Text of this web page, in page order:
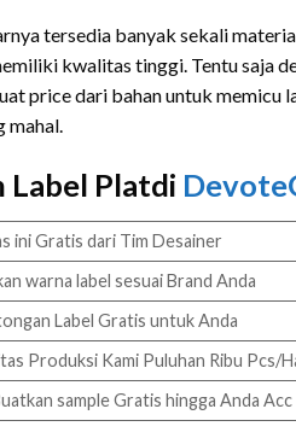
tersedia banyak sekali
kwalitas tinggi. Tentu saja
price dari bahan untuk memicu
mahal.
Label Platdi
ini Gratis dari Tim Desainer
warna label sesuai Brand Anda
Label Gratis untuk Anda
Produksi Kami Puluhan Ribu Pcs/
sample Gratis hingga Anda Acc